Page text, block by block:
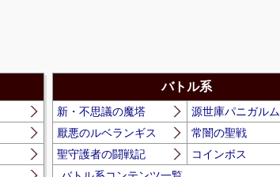
バトル系
新・不思議の魔塔
源世庫パニガルム
厭悪のルベランギス
常闇の聖戦
聖守護者の闘戦記
コインボス